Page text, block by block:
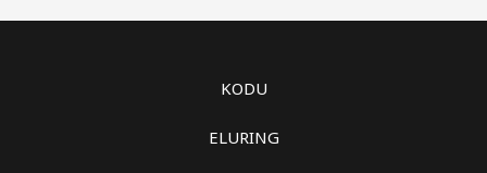
KODU
ELURING